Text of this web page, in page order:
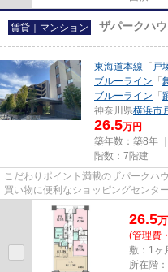
賃貸｜マンション ザパークハ
東海道本線 「 戸
ブルーライン 「
ブルーライン 「
神奈川県横浜市
26.5万円
築年数：築8年
階数：7階建
こだわりポイント満載のザパークハ
買い物に便利なショッピングセンタ
条件として多い、駅徒歩7分の...
26.5万
(管理費
敷：1ヶ
所在階